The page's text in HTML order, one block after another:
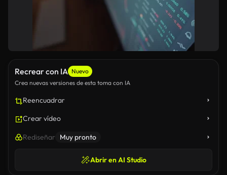
Recrear con IA Nuevo
Crea nuevas versiones de esta toma con IA
Reencuadrar
Crear vídeo
Rediseñar Muy pronto
Abrir en AI Studio